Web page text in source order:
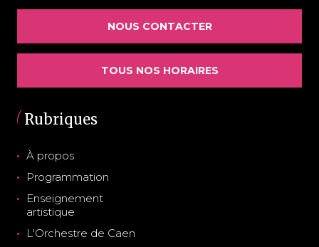
NOUS CONTACTER
TOUS NOS HORAIRES
Rubriques
À propos
Programmation
Enseignement
artistique
L'Orchestre de Caen